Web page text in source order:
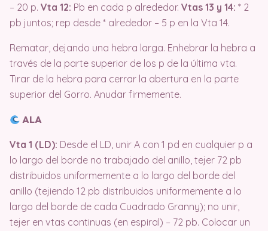
– 20 p. Vta 12: Pb en cada p alrededor. Vtas 13 y 14: * 2
pb juntos; rep desde * alrededor – 5 p en la Vta 14.
Rematar, dejando una hebra larga. Enhebrar la hebra a
través de la parte superior de los p de la última vta.
Tirar de la hebra para cerrar la abertura en la parte
superior del Gorro. Anudar firmemente.
ALA
Vta 1 (LD): Desde el LD, unir A con 1 pd en cualquier p a
lo largo del borde no trabajado del anillo, tejer 72 pb
distribuidos uniformemente a lo largo del borde del
anillo (tejiendo 12 pb distribuidos uniformemente a lo
largo del borde de cada Cuadrado Granny); no unir,
tejer en vtas continuas (en espiral) – 72 pb. Colocar un